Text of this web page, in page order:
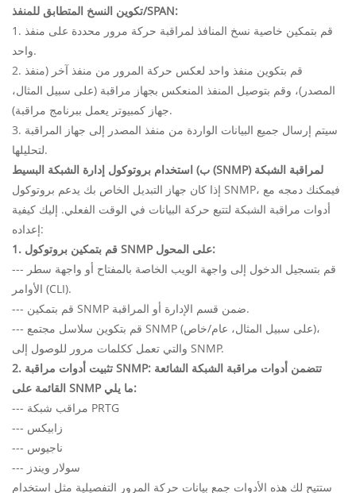
تكوين النسخ المتطابق للمنفذ/SPAN:
1. قم بتمكين خاصية نسخ المنافذ لمراقبة حركة مرور محددة على منفذ
واحد.
2. قم بتكوين منفذ واحد لعكس حركة المرور من منفذ آخر (منفذ
المصدر)، وقم بتوصيل المنفذ المنعكس بجهاز مراقبة (على سبيل المثال،
جهاز كمبيوتر يعمل ببرنامج مراقبة).
3. سيتم إرسال جميع البيانات الواردة من منفذ المصدر إلى جهاز المراقبة
لتحليلها.
ب) استخدام بروتوكول إدارة الشبكة البسيط (SNMP) لمراقبة الشبكة
إذا كان جهاز التبديل الخاص بك يدعم بروتوكول SNMP، فيمكنك دمجه مع
أدوات مراقبة الشبكة لتتبع حركة البيانات في الوقت الفعلي. إليك كيفية
إعداده:
1. قم بتمكين بروتوكول SNMP على المحول:
--- قم بتسجيل الدخول إلى واجهة الويب الخاصة بالمفتاح أو واجهة سطر
الأوامر (CLI).
--- قم بتمكين SNMP ضمن قسم الإدارة أو المراقبة.
--- قم بتكوين سلاسل مجتمع SNMP (على سبيل المثال، عام/خاص)،
والتي تعمل ككلمات مرور للوصول إلى SNMP.
2. تثبيت أدوات مراقبة SNMP: تتضمن أدوات مراقبة الشبكة الشائعة
القائمة على SNMP ما يلي:
--- مراقب شبكة PRTG
--- زابيكس
--- ناجيوس
--- سولار ويندز
ستتيح لك هذه الأدوات جمع بيانات حركة المرور التفصيلية مثل استخدام